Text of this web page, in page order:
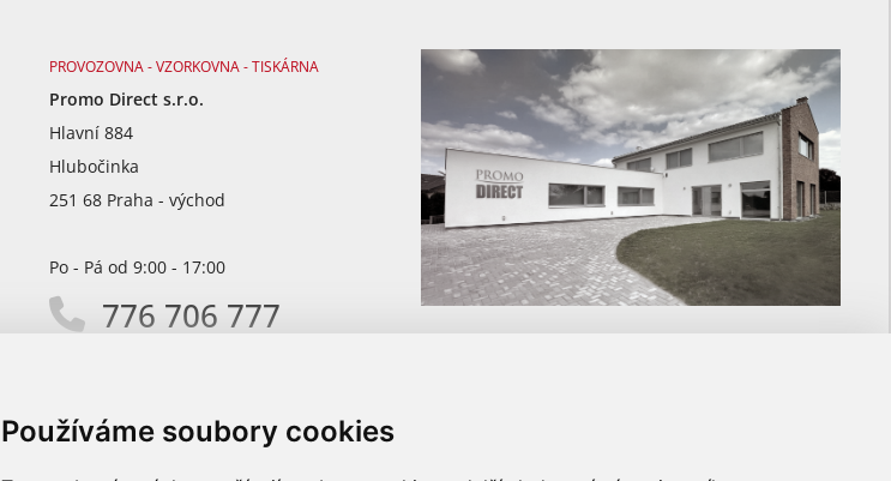
Používáme soubory cookies
PROVOZOVNA - VZORKOVNA - TISKÁRNA
Promo Direct s.r.o.
Hlavní 884
Hlubočinka
251 68 Praha - východ
Po - Pá od 9:00 - 17:00
776 706 777